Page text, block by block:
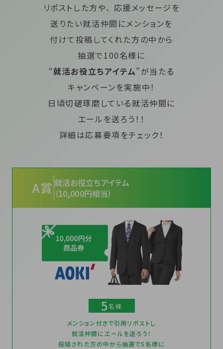
リポストした方や、 応援メッセージを
送りたい就活仲間にメンションを
付けて投稿してくれた方の中から
抽選で100名様に
“就活お役立ちアイテム”が当たる
キャンペーンを実施中！
日頃切磋琢磨している就活仲間に
エールを送ろう！！
詳細は応募要項をチェック！
A賞 就活お役立ちアイテム
（10,000円相当）
5名様
メンション付きで引用リポストし
就活仲間にエールを送ろう！
投稿された方の中から抽選で5名様に